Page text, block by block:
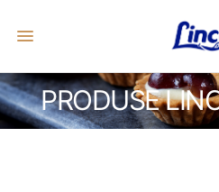
PRODUSE